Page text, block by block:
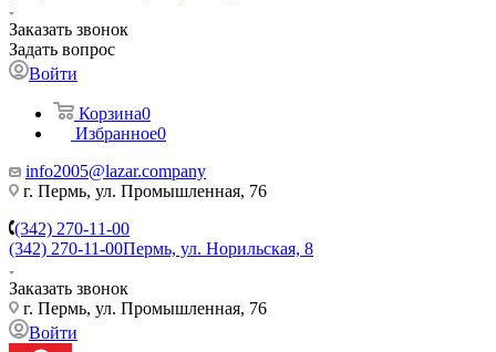
Заказать звонок
Задать вопрос
Войти
Корзина0
Избранное0
info2005@lazar.company
г. Пермь, ул. Промышленная, 76
(342) 270-11-00
(342) 270-11-00Пермь, ул. Норильская, 8
Заказать звонок
г. Пермь, ул. Промышленная, 76
Войти